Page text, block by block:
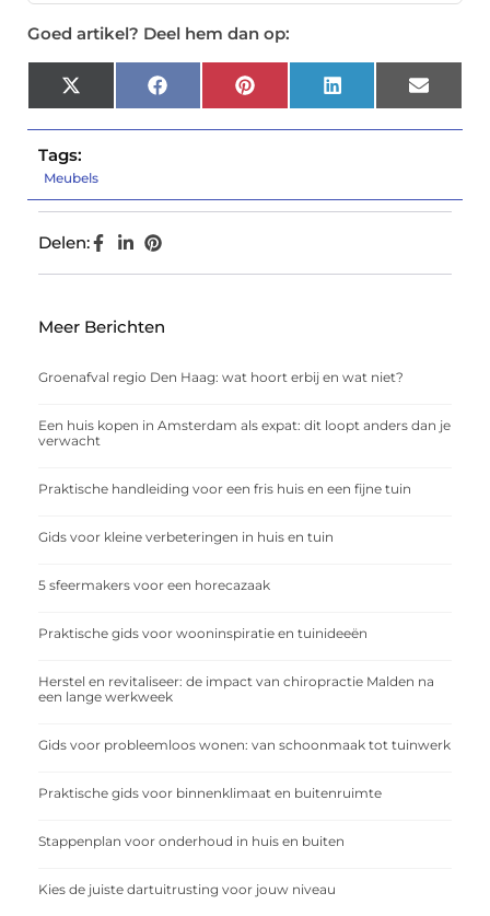
Goed artikel? Deel hem dan op:
X
(Twitter)
Facebook Pinterest LinkedIn Email
Tags:
Meubels
Delen:
Meer Berichten
Groenafval regio Den Haag: wat hoort erbij en wat niet?
Een huis kopen in Amsterdam als expat: dit loopt anders dan je
verwacht
Praktische handleiding voor een fris huis en een fijne tuin
Gids voor kleine verbeteringen in huis en tuin
5 sfeermakers voor een horecazaak
Praktische gids voor wooninspiratie en tuinideeën
Herstel en revitaliseer: de impact van chiropractie Malden na
een lange werkweek
Gids voor probleemloos wonen: van schoonmaak tot tuinwerk
Praktische gids voor binnenklimaat en buitenruimte
Stappenplan voor onderhoud in huis en buiten
Kies de juiste dartuitrusting voor jouw niveau